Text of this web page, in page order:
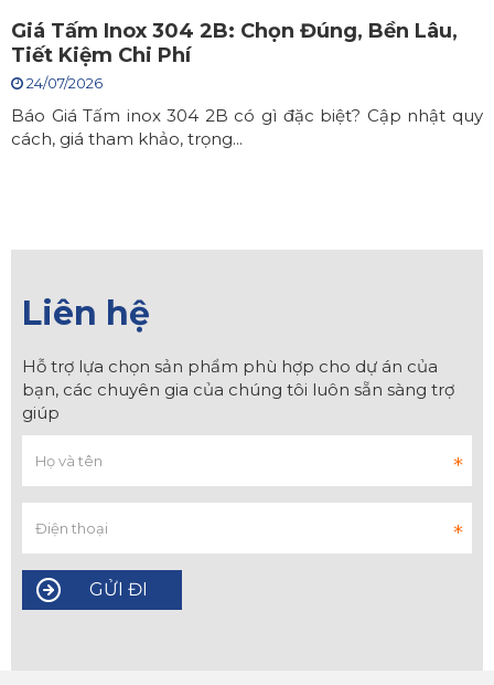
Giá Tấm Inox 304 2B: Chọn Đúng, Bền Lâu,
Tiết Kiệm Chi Phí
24/07/2026
Báo Giá Tấm inox 304 2B có gì đặc biệt? Cập nhật quy
cách, giá tham khảo, trọng...
Liên hệ
Hỗ trợ lựa chọn sản phẩm phù hợp cho dự án của
bạn, các chuyên gia của chúng tôi luôn sẵn sàng trợ
giúp